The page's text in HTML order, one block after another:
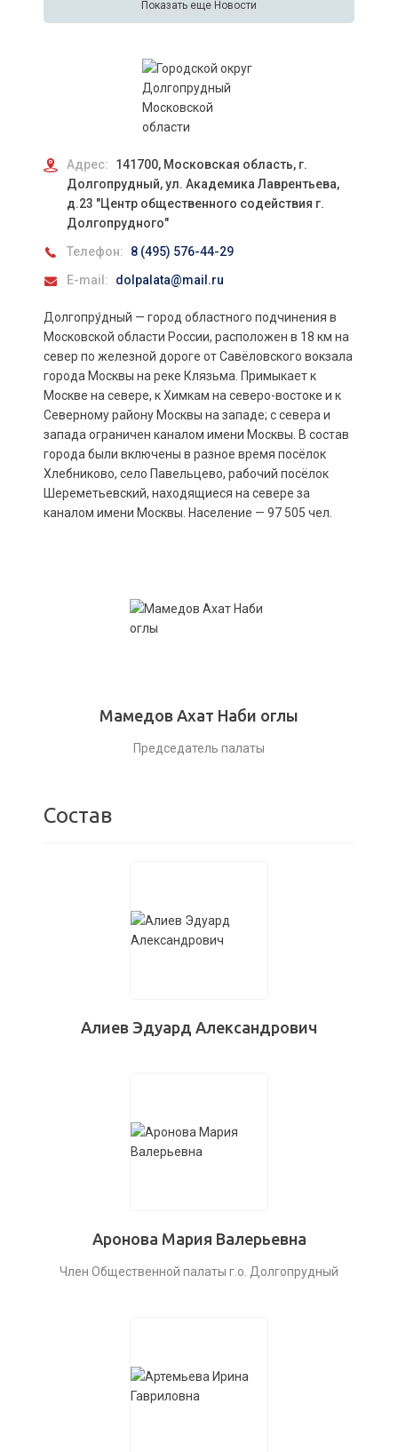
Показать еще Новости
Адрес:
141700, Московская область, г.
Долгопрудный, ул. Академика Лаврентьева,
д.23 "Центр общественного содействия г.
Долгопрудного"
Телефон:
8 (495) 576-44-29
E-mail:
dolpalata@mail.ru
Долгопру́дный — город областного подчинения в
Московской области России, расположен в 18 км на
север по железной дороге от Савёловского вокзала
города Москвы на реке Клязьма. Примыкает к
Москве на севере, к Химкам на северо-востоке и к
Северному району Москвы на западе; с севера и
запада ограничен каналом имени Москвы. В состав
города были включены в разное время посёлок
Хлебниково, село Павельцево, рабочий посёлок
Шереметьевский, находящиеся на севере за
каналом имени Москвы. Население — 97 505 чел.
Мамедов Ахат Наби оглы
Председатель палаты
Состав
Алиев Эдуард Александрович
Аронова Мария Валерьевна
Член Общественной палаты г.о. Долгопрудный